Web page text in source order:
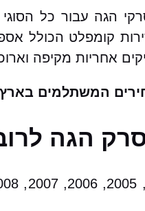
קומפלט
אחריות מקיפה
המשתלמים
45 מהתת מודלים